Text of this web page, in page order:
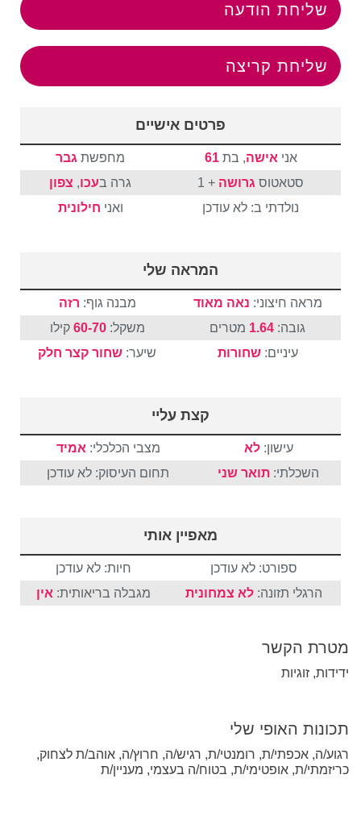
שליחת הודעה
שליחת קריצה
פרטים אישיים
אני אישה, בת61 מחפשת גבר
סטאטוס גרושה + 1 גרה בעכו, צפון
נולדתי ב: לא עודכן
ואני חילונית
המראה שלי
מראה חיצוני: נאה מאוד מבנה גוף: רזה
גובה: 1.64 מטרים משקל:60-70 קילו
עיניים:שחורות שיער: שחור קצר חלק
קצת עליי
עישון:לא מצבי הכלכלי: אמיד
השכלתי: תואר שני תחום העיסוק: לא עודכן
מאפיין אותי
ספורט: לא עודכן
חיות: לא עודכן
הרגלי תזונה: לא צמחונית מגבלה בריאותית: אין
מטרת הקשר
ידידות, זוגיות
תכונות האופי שלי
רגוע/ה, אכפתי/ת, רומנטי/ת, רגיש/ה, חרוץ/ה, אוהב/ת לצחוק,
כריזמתי/ת, אופטימי/ת, בטוח/ה בעצמי, מעניין/ת